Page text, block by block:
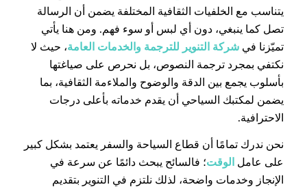
يتناسب مع الخلفيات الثقافية المختلفة يضمن أن الرسالة
تصل كما ينبغي، دون أي لبس أو سوء فهم. ومن هنا يأتي
تميّزنا في شركة التنوير للترجمة والخدمات العامة، حيث لا
نكتفي بمجرد ترجمة النصوص، بل نحرص على صياغتها
بأسلوب يجمع بين الدقة والوضوح والملاءمة الثقافية، بما
يضمن لمكتبك السياحي أن يقدم خدماته بأعلى درجات
الاحترافية.
نحن ندرك تمامًا أن قطاع السياحة والسفر يعتمد بشكل كبير
على عامل
الوقت؛ فالسائح يبحث دائمًا عن سرعة في
الإنجاز وخدمات واضحة، لذلك نلتزم في التنوير بتقديم